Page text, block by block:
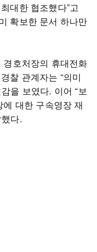
대한 협조했다”고
확보한 문서 하나만
호처장의 휴대전화
찰 관계자는 “의미
을 보였다. 이어 “보
대한 구속영장 재
다.